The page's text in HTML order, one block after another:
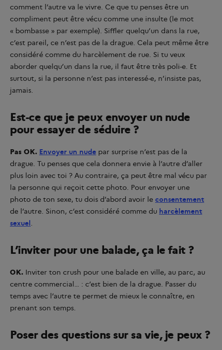
comment l’autre va le vivre. Ce que tu penses être un
compliment peut être vécu comme une insulte (le mot
« bombasse » par exemple). Siffler quelqu’un dans la rue,
c’est pareil, ce n’est pas de la drague. Cela peut même être
considéré comme du harcèlement de rue. Si tu veux
aborder quelqu’un dans la rue, il faut être très poli-e. Et
surtout, si la personne n’est pas interessé-e, n’insiste pas,
jamais.
Est-ce que je peux envoyer un nude
pour essayer de séduire ?
Pas OK. Envoyer un nude par surprise n’est pas de la
drague. Tu penses que cela donnera envie à l’autre d’aller
plus loin avec toi ? Au contraire, ça peut être mal vécu par
la personne qui reçoit cette photo. Pour envoyer une
photo de ton sexe, tu dois d’abord avoir le consentement
de l’autre. Sinon, c’est considéré comme du harcèlement
sexuel.
L’inviter pour une balade, ça le fait ?
OK. Inviter ton crush pour une balade en ville, au parc, au
centre commercial… : c’est bien de la drague. Passer du
temps avec l’autre te permet de mieux le connaître, en
prenant son temps.
Poser des questions sur sa vie, je peux ?